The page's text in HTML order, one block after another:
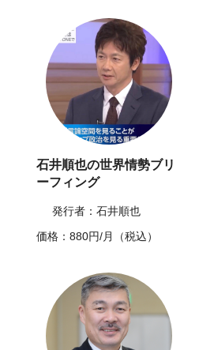
石井順也の世界情勢ブリ
ーフィング
発行者：石井順也
価格：880円/月（税込）